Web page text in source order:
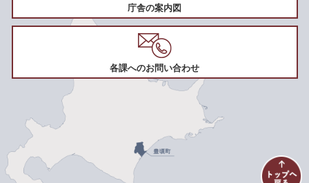
庁舎の案内図
各課へのお問い合わせ